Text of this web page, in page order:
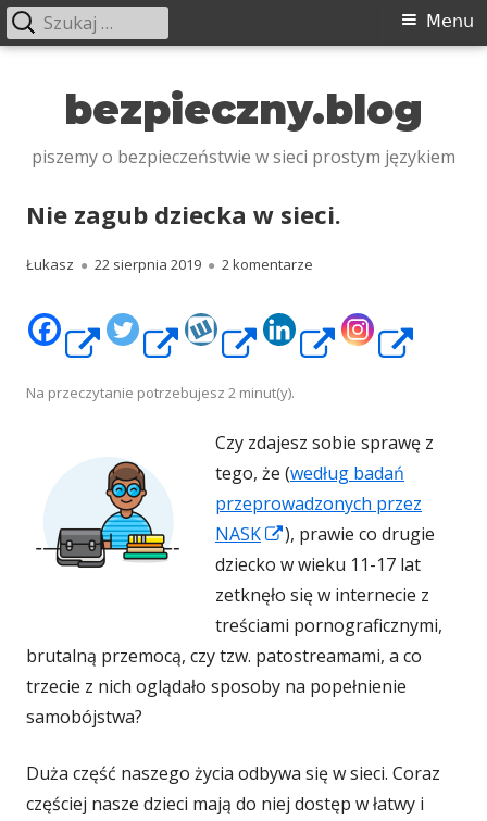
bezpieczny.blog
piszemy o bezpieczeństwie w sieci prostym językiem
Menu
Menu
Szukaj:
Nie zagub dziecka w sieci.
Autor
Łukasz Opublikowano
22 sierpnia 2019 2 komentarze
Strona
otwiera
się
w
nowym
oknie
Strona
otwiera
się
nowym
oknie
Strona
otwiera
się
w
nowym
oknie
Strona
się
w
nowym
oknie
się
w
Na przeczytanie potrzebujesz 2 minut(y).
Czy zdajesz sobie sprawę z
tego, że (według badań
przeprowadzonych przez
NASK
Strona
otwiera
się
w
nowym
oknie
), prawie co drugie
dziecko w wieku 11-17 lat
zetknęło się w internecie z
treściami pornograficznymi,
brutalną przemocą, czy tzw. patostreamami, a co
trzecie z nich oglądało sposoby na popełnienie
samobójstwa?
Duża część naszego życia odbywa się w sieci. Coraz
częściej nasze dzieci mają do niej dostęp w łatwy i